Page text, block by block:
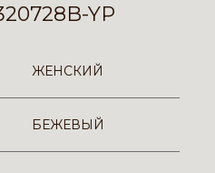
YP
ЖЕНСКИЙ
БЕЖЕВЫЙ